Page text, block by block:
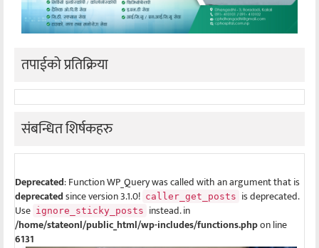
तपाईको प्रतिक्रिया
संबन्धित शिर्षकहरु
Deprecated: Function WP_Query was called with an argument that is
deprecatedsince version 3.1.0! caller_get_posts is deprecated.
Use ignore_sticky_posts instead. in
/home/stateonl/public_html/wp-includes/functions.phpon line
6131